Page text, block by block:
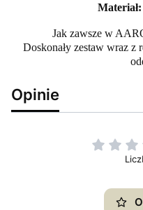
Jak zawsze w
Doskonały zestaw wraz z
Opinie